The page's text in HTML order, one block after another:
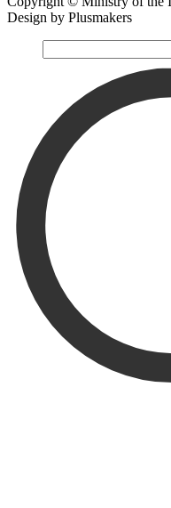
Design by Plusmakers